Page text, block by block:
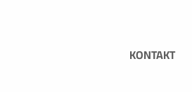
KONTAKT